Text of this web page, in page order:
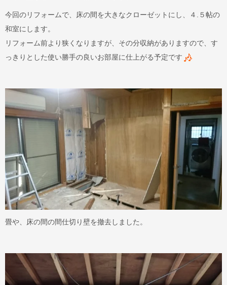
今回のリフォームで、床の間を大きなクローゼットにし、４.５帖の
和室にします。
リフォーム前より狭くなりますが、その分収納がありますので、す
っきりとした使い勝手の良いお部屋に仕上がる予定です
畳や、床の間の間仕切り壁を撤去しました。